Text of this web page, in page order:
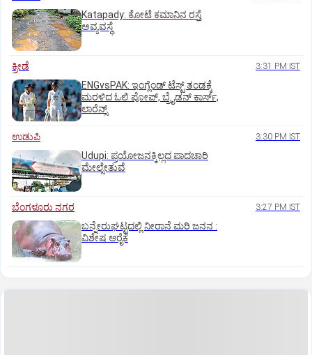
Katapady: ಕೋಟೆ ಕಮಾನಿನ ರಸ್ತೆ
ಅವ್ಯವಸ್ಥೆ
ಕ್ರೀಡೆ 3:31 PM IST
ENGvsPAK: ಇಂಗ್ಲೆಂಡ್‌ ಟೆಸ್ಟ್‌ ತಂಡಕ್ಕೆ
ಮರಳಿದ ಓಲಿ ಪೋಪ್, ಬ್ರೈಡನ್ ಕಾರ್ಸ್,
ಲಾರೆನ್ಸ್
ಉಡುಪಿ 3:30 PM IST
Udupi: ಪ್ರಯೋಜನಕ್ಕಿಲ್ಲದ ಪಾದಚಾರಿ
ಮೇಲ್ಸೇತುವೆ
ಬೆಂಗಳೂರು ನಗರ 3:27 PM IST
ಬನ್ನೇರುಘಟ್ಟದಲ್ಲಿ ನೀರಾನೆ ಮರಿ ಜನನ :
ವಿಶೇಷ ಆರೈಕೆ